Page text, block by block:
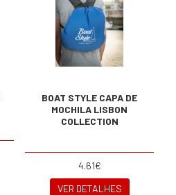
BOAT STYLE CAPA DE
MOCHILA LISBON
COLLECTION
4.61€
VER DETALHES